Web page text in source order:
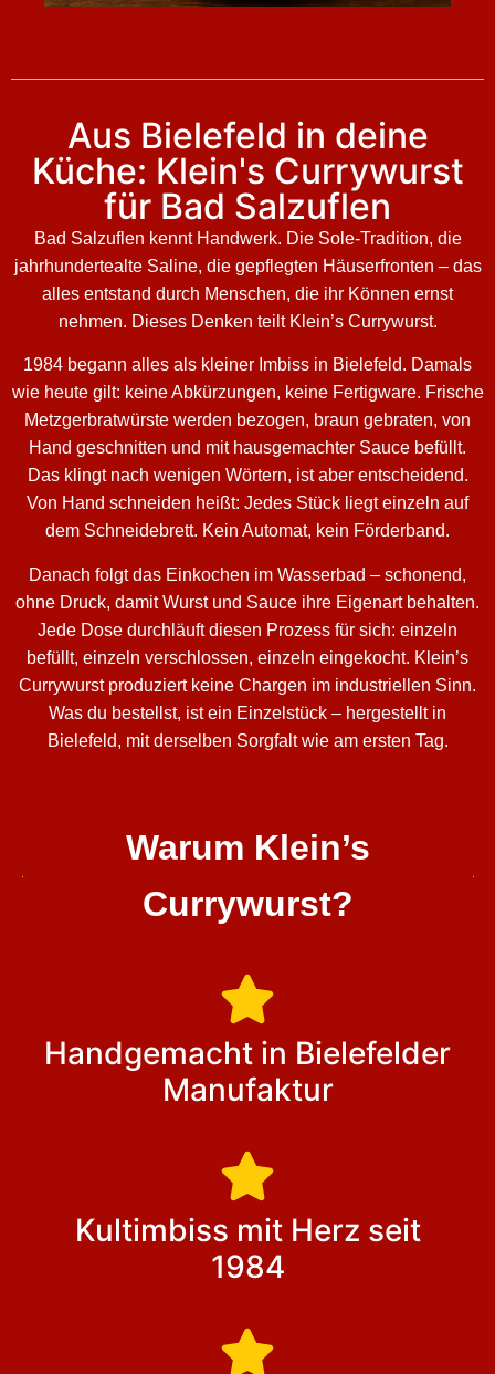
Aus Bielefeld in deine
Küche: Klein's Currywurst
für Bad Salzuflen
Bad Salzuflen kennt Handwerk. Die Sole-Tradition, die
jahrhundertealte Saline, die gepflegten Häuserfronten – das
alles entstand durch Menschen, die ihr Können ernst
nehmen. Dieses Denken teilt Klein’s Currywurst.
1984 begann alles als kleiner Imbiss in Bielefeld. Damals
wie heute gilt: keine Abkürzungen, keine Fertigware. Frische
Metzgerbratwürste werden bezogen, braun gebraten, von
Hand geschnitten und mit hausgemachter Sauce befüllt.
Das klingt nach wenigen Wörtern, ist aber entscheidend.
Von Hand schneiden heißt: Jedes Stück liegt einzeln auf
dem Schneidebrett. Kein Automat, kein Förderband.
Danach folgt das Einkochen im Wasserbad – schonend,
ohne Druck, damit Wurst und Sauce ihre Eigenart behalten.
Jede Dose durchläuft diesen Prozess für sich: einzeln
befüllt, einzeln verschlossen, einzeln eingekocht. Klein’s
Currywurst produziert keine Chargen im industriellen Sinn.
Was du bestellst, ist ein Einzelstück – hergestellt in
Bielefeld, mit derselben Sorgfalt wie am ersten Tag.
Warum Klein’s
Currywurst?
Handgemacht in Bielefelder
Manufaktur
Kultimbiss mit Herz seit
1984